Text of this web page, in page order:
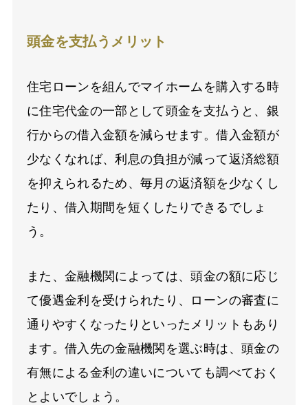
頭金を支払うメリット
住宅ローンを組んでマイホームを購入する時
に住宅代金の一部として頭金を支払うと、銀
行からの借入金額を減らせます。借入金額が
少なくなれば、利息の負担が減って返済総額
を抑えられるため、毎月の返済額を少なくし
たり、借入期間を短くしたりできるでしょ
う。
また、金融機関によっては、頭金の額に応じ
て優遇金利を受けられたり、ローンの審査に
通りやすくなったりといったメリットもあり
ます。借入先の金融機関を選ぶ時は、頭金の
有無による金利の違いについても調べておく
とよいでしょう。